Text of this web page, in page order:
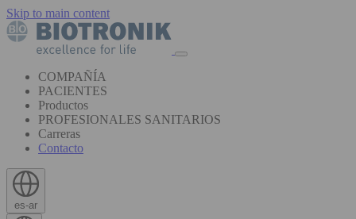
Skip to main content
COMPAÑÍA
PACIENTES
Productos
PROFESIONALES SANITARIOS
Carreras
Contacto
es-ar